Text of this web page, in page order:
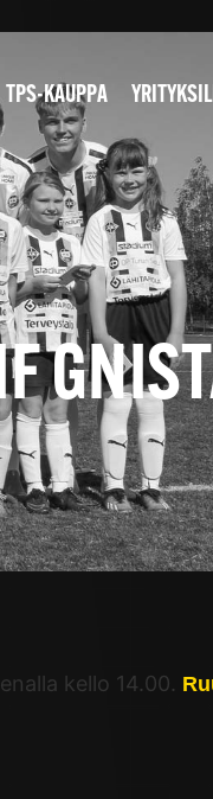
TPS-KAUPPA
kello 14.00.